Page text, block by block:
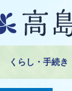
くらし・手続き